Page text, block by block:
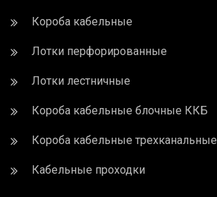
Короба кабельные
Лотки перфорированные
Лотки лестничные
Короба кабельные блочные ККБ
Короба кабельные трехканальные
Кабельные проходки